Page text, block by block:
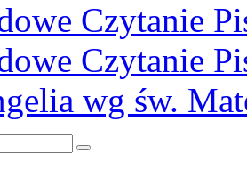
Czytanie
Czytanie
wg św.